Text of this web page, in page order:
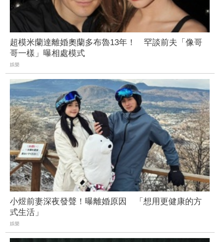
超模米蘭達離婚奧蘭多布魯13年！ 罕談前夫「像哥
哥一樣」曝相處模式
娛樂
小煜前妻深夜發聲！曝離婚原因 「想用更健康的方
式生活」
娛樂